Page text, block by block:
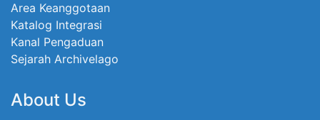
Area Keanggotaan
Katalog Integrasi
Kanal Pengaduan
Sejarah Archivelago
About Us